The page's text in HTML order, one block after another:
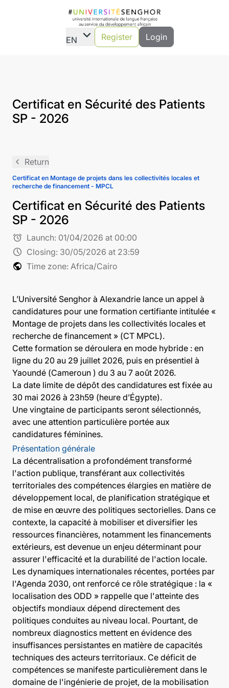
EN expand_more Register Login
Certificat en Sécurité des Patients
SP - 2026
navigate_before Return
Certificat en Montage de projets dans les collectivités locales et
recherche de financement - MPCL
Certificat en Sécurité des Patients
SP - 2026
alarm Launch: 01/04/2026 at 00:00
schedule Closing: 30/05/2026 at 23:59
public Time zone: Africa/Cairo
L’Université Senghor à Alexandrie lance un appel à
candidatures pour une formation certifiante intitulée «
Montage de projets dans les collectivités locales et
recherche de financement » (CT MPCL).
Cette formation se déroulera en mode hybride : en
ligne du 20 au 29 juillet 2026, puis en présentiel à
Yaoundé (Cameroun ) du 3 au 7 août 2026.
La date limite de dépôt des candidatures est fixée au
30 mai 2026 à 23h59 (heure d’Égypte).
Une vingtaine de participants seront sélectionnés,
avec une attention particulière portée aux
candidatures féminines.
Présentation générale
La décentralisation a profondément transformé
l'action publique, transférant aux collectivités
territoriales des compétences élargies en matière de
développement local, de planification stratégique et
de mise en œuvre des politiques sectorielles. Dans ce
contexte, la capacité à mobiliser et diversifier les
ressources financières, notamment les financements
extérieurs, est devenue un enjeu déterminant pour
assurer l'efficacité et la durabilité de l'action locale.
Les dynamiques internationales récentes, portées par
l'Agenda 2030, ont renforcé ce rôle stratégique : la «
localisation des ODD » rappelle que l'atteinte des
objectifs mondiaux dépend directement des
politiques conduites au niveau local. Pourtant, de
nombreux diagnostics mettent en évidence des
insuffisances persistantes en matière de capacités
techniques des acteurs territoriaux. Ce déficit de
compétences se manifeste particulièrement dans le
domaine de l'ingénierie de projet, de la mobilisation